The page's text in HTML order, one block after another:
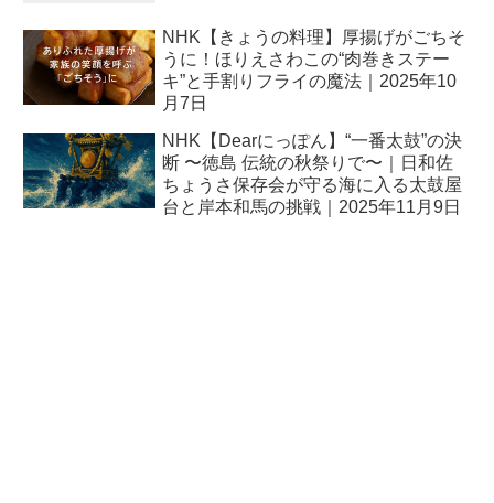
NHK【きょうの料理】厚揚げがごちそ
うに！ほりえさわこの“肉巻きステー
キ”と手割りフライの魔法｜2025年10
月7日
NHK【Dearにっぽん】“一番太鼓”の決
断 〜徳島 伝統の秋祭りで〜｜日和佐
ちょうさ保存会が守る海に入る太鼓屋
台と岸本和馬の挑戦｜2025年11月9日